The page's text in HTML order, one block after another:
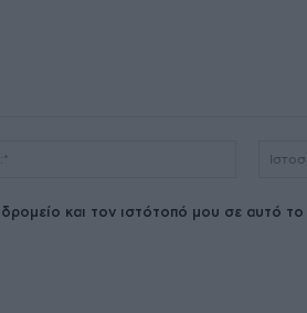
και τον ιστότοπό μου σε αυτό